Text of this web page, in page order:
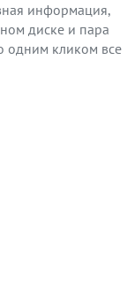
информация,
диске и пара
одним кликом все